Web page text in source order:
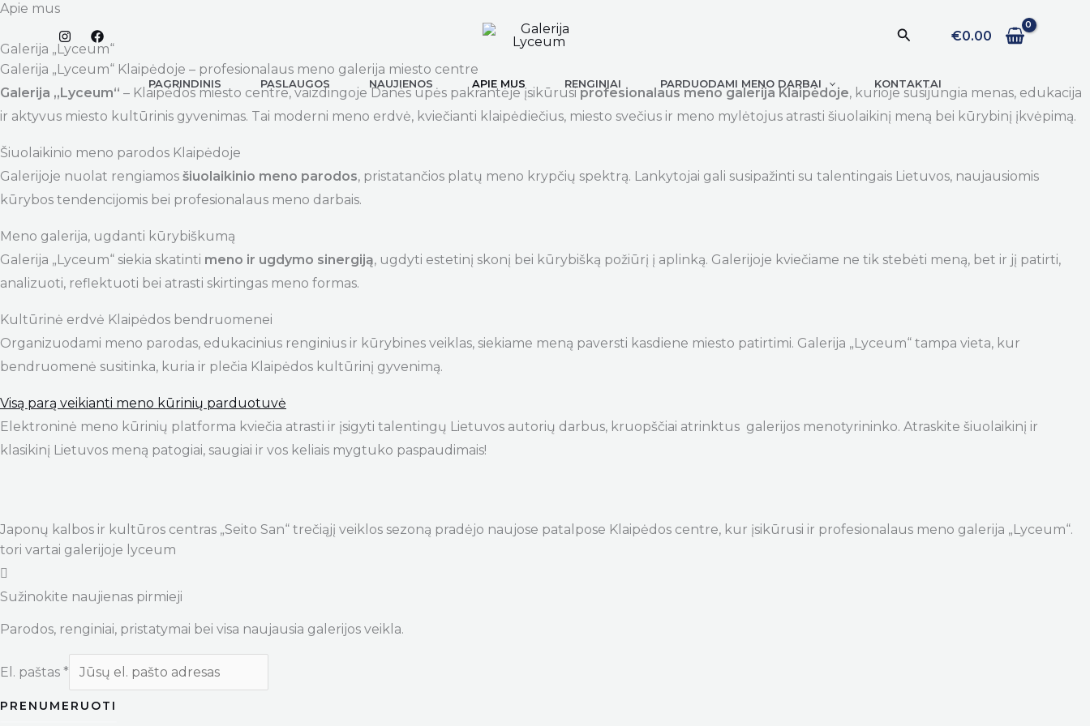
Pereiti
turinio
Paieška€0.00
PAGRINDINIS PASLAUGOS NAUJIENOS APIE MUS RENGINIAI PARDUODAMI MENO DARBAI KONTAKTAI
Apie mus
Galerija „Lyceum“
Galerija „Lyceum“ Klaipėdoje – profesionalaus meno galerija miesto centre
Galerija „Lyceum“ – Klaipėdos miesto centre, vaizdingoje Danės upės pakrantėje įsikūrusiprofesionalaus meno galerija Klaipėdoje, kurioje susijungia menas, edukacija
ir aktyvus miesto kultūrinis gyvenimas. Tai moderni meno erdvė, kviečianti klaipėdiečius, miesto svečius ir meno mylėtojus atrasti šiuolaikinį meną bei kūrybinį įkvėpimą.
Šiuolaikinio meno parodos Klaipėdoje
Galerijoje nuolat rengiamos šiuolaikinio meno parodos, pristatančios platų meno krypčių spektrą. Lankytojai gali susipažinti su talentingais Lietuvos, naujausiomis
kūrybos tendencijomis bei profesionalaus meno darbais.
Meno galerija, ugdanti kūrybiškumą
Galerija „Lyceum“ siekia skatinti meno ir ugdymo sinergiją, ugdyti estetinį skonį bei kūrybišką požiūrį į aplinką. Galerijoje kviečiame ne tik stebėti meną, bet ir jį patirti,
analizuoti, reflektuoti bei atrasti skirtingas meno formas.
Kultūrinė erdvė Klaipėdos bendruomenei
Organizuodami meno parodas, edukacinius renginius ir kūrybines veiklas, siekiame meną paversti kasdiene miesto patirtimi. Galerija „Lyceum“ tampa vieta, kur
bendruomenė susitinka, kuria ir plečia Klaipėdos kultūrinį gyvenimą.
Visą parą veikianti meno kūrinių parduotuvė
Elektroninė meno kūrinių platforma kviečia atrasti ir įsigyti talentingų Lietuvos autorių darbus, kruopščiai atrinktus galerijos menotyrininko. Atraskite šiuolaikinį ir
klasikinį Lietuvos meną patogiai, saugiai ir vos keliais mygtuko paspaudimais!
Japonų kalbos ir kultūros centras „Seito San“ trečiąjį veiklos sezoną pradėjo naujose patalpose Klaipėdos centre, kur įsikūrusi ir profesionalaus meno galerija „Lyceum“.
tori vartai galerijoje lyceum
Sužinokite naujienas pirmieji
Parodos, renginiai, pristatymai bei visa naujausia galerijos veikla.
El. paštas *
PRENUMERUOTI